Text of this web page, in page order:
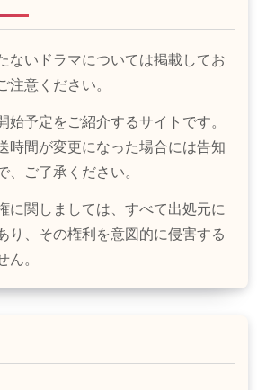
ないドラマについては掲載してお
注意ください。
始予定をご紹介するサイトです。
時間が変更になった場合には告知
、ご了承ください。
に関しましては、すべて出処元に
り、その権利を意図的に侵害する
ん。